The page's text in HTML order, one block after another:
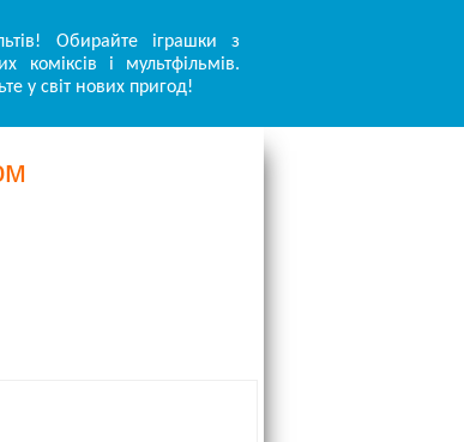
Обирайте іграшки з
коміксів і мультфільмів.
у світ нових пригод!